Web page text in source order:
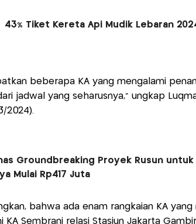
43% Tiket Kereta Api Mudik Lebaran
beberapa KA yang mengalami
jadwal yang seharusnya," ungkap
2024).
Groundbreaking Proyek Rusun untuk
Mulai Rp417 Juta
bahwa ada enam rangkaian KA
KA Sembrani relasi Stasiun Jakarta